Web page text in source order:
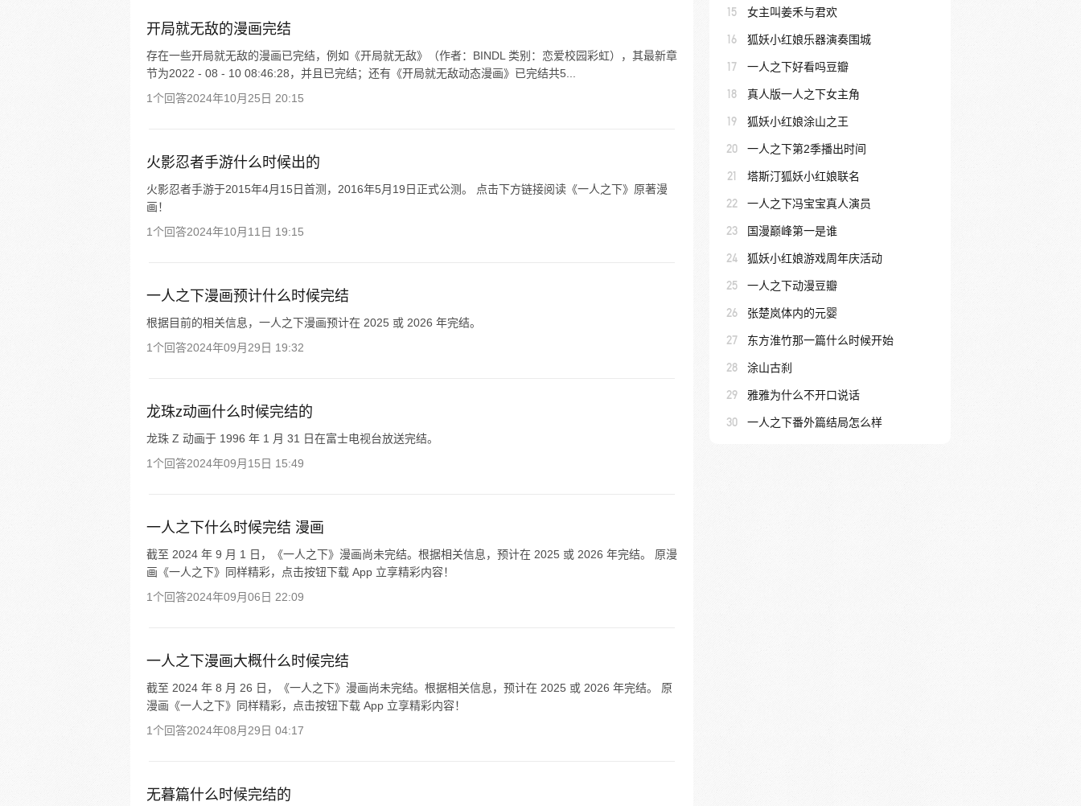
开局就无敌的漫画完结
存在一些开局就无敌的漫画已完结，例如《开局就无敌》（作者：BINDL 类别：恋爱校园彩虹），其最新章
节为2022 - 08 - 10 08:46:28，并且已完结；还有《开局就无敌动态漫画》已完结共5...
1个回答2024年10月25日 20:15
火影忍者手游什么时候出的
火影忍者手游于2015年4月15日首测，2016年5月19日正式公测。 点击下方链接阅读《一人之下》原著漫
画！
1个回答2024年10月11日 19:15
一人之下漫画预计什么时候完结
根据目前的相关信息，一人之下漫画预计在 2025 或 2026 年完结。
1个回答2024年09月29日 19:32
龙珠z动画什么时候完结的
龙珠 Z 动画于 1996 年 1 月 31 日在富士电视台放送完结。
1个回答2024年09月15日 15:49
一人之下什么时候完结 漫画
截至 2024 年 9 月 1 日，《一人之下》漫画尚未完结。根据相关信息，预计在 2025 或 2026 年完结。 原漫
画《一人之下》同样精彩，点击按钮下载 App 立享精彩内容！
1个回答2024年09月06日 22:09
一人之下漫画大概什么时候完结
截至 2024 年 8 月 26 日，《一人之下》漫画尚未完结。根据相关信息，预计在 2025 或 2026 年完结。 原
漫画《一人之下》同样精彩，点击按钮下载 App 立享精彩内容！
1个回答2024年08月29日 04:17
无暮篇什么时候完结的
15 女主叫姜禾与君欢
16 狐妖小红娘乐器演奏围城
17 一人之下好看吗豆瓣
18 真人版一人之下女主角
19 狐妖小红娘涂山之王
20 一人之下第2季播出时间
21 塔斯汀狐妖小红娘联名
22 一人之下冯宝宝真人演员
23 国漫巅峰第一是谁
24 狐妖小红娘游戏周年庆活动
25 一人之下动漫豆瓣
26 张楚岚体内的元婴
27 东方淮竹那一篇什么时候开始
28 涂山古刹
29 雅雅为什么不开口说话
30 一人之下番外篇结局怎么样